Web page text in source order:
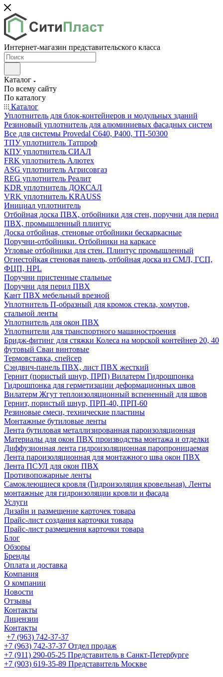
Интернет-магазин представительского класса
Каталог
По всему сайту
По каталогу
Каталог
Уплотнитель для блок-контейнеров и модульных зданий
Резиновый уплотнитель для алюминиевых фасадных систем
Все для системы Provedal С640, Р400, ТП-50300
ТПУ уплотнитель Татпроф
КПУ уплотнитель СИАЛ
FRK уплотнитель Алютех
ASG уплотнитель Агрисовгаз
REG уплотнитель Реалит
KDR уплотнитель ДОКСАЛ
VRK уплотнитель KRAUSS
Инициал уплотнитель
Отбойная доска ПВХ, отбойники для стен, поручни для перил
ПВХ, промышленный плинтус
Доска отбойная, стеновые отбойники бескаркасные
Поручни-отбойники. Отбойники на каркасе
Угловые отбойники для стен. Плинтус промышленный
Огнестойкая стеновая панель, отбойная доска из СМЛ, ГСП,
ФЦП, HPL
Поручни пристенные стальные
Поручни для перил ПВХ
Кант ПВХ мебельный врезной
Уплотнитель П-образный для кромок стекла, хомутов,
стальной ленты
Уплотнитель для окон ПВХ
Уплотнители для транспортного машиностроения
Бридж-фитинг для стяжки Колеса на морской контейнер 20, 40
футовый Сваи винтовые
Термовставка, спейсер
Сэндвич-панель ПВХ, лист ПВХ жесткий
Гернит (пористый шнур, ПРП) Вилатерм Гидрошпонка
Гидрошпонка для герметизации деформационных швов
Вилатерм Жгут теплоизоляционный вспененный для швов
Гернит, пористый шнур, ПРП-40, ПРП-60
Резиновые смеси, технические пластины
Монтажные бутиловые ленты
Лента бутиловая металлизированная пароизоляционная
Материалы для окон ПВХ производства монтажа и отделки
Диффузионная лента гидроизоляционная паропроницаемая
Лента пароизоляционная для монтажного шва окон ПВХ
Лента ПСУЛ для окон ПВХ
Противопожарные ленты
Самоклеющиеся кровля (Гидроизоляция кровельная). Ленты
монтажные для гидроизоляции кровли и фасада
Услуги
Дизайн и размещение карточек товара
Прайс-лист создания карточки товара
Прайс-лист размещения карточки товара
Блог
Обзоры
Бренды
Оплата и доставка
Компания
О компании
Новости
Отзывы
Контакты
Лицензии
Контакты
+7 (963) 742-37-37
+7 (963) 742-37-37 Отдел продаж
+7 (911) 290-05-25 Представитель в Санкт-Петербурге
+7 (903) 619-35-89 Представитель Москве